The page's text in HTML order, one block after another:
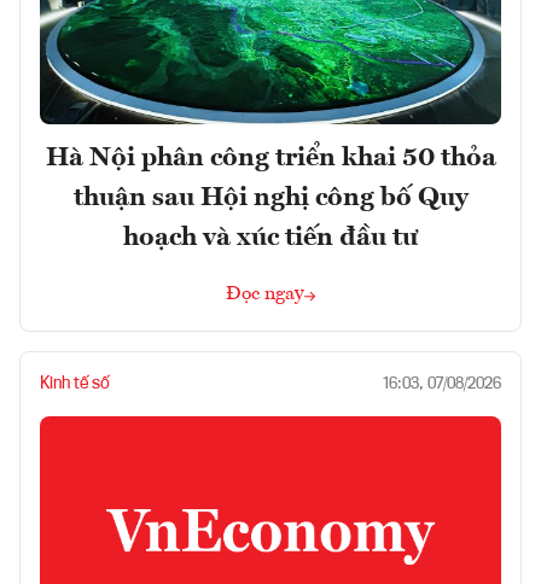
Hà Nội phân công triển khai 50 thỏa
thuận sau Hội nghị công bố Quy
hoạch và xúc tiến đầu tư
Đọc ngay
Kinh tế số 16:03, 07/08/2026